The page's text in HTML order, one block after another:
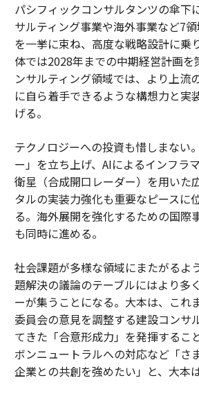
パシフィックコンサルタンツの傘下
サルティング事業や海外事業など7
を一挙に束ね、高度な戦略設計に乗
体では2028年までの中期経営計画を
ンサルティング領域では、より上流
に自ら着手できるような構想力と実
げる。
テクノロジーへの投資も惜しまない
ー」を立ち上げ、AIによるインフラ
衛星（合成開口レーダー）を用いた
タルの実装力強化も重要なピースに
る。海外展開を強化するための国際
も同時に進める。
社会課題が多様な領域にまたがるよ
題解決の議論のテーブルにはより多
ーが集うことになる。大本は、これ
委員会の意見を調整する建設コンサ
てきた「合意形成力」を発揮するこ
ボンニュートラルへの対応など「さ
企業との共創を強めたい」と、大本は